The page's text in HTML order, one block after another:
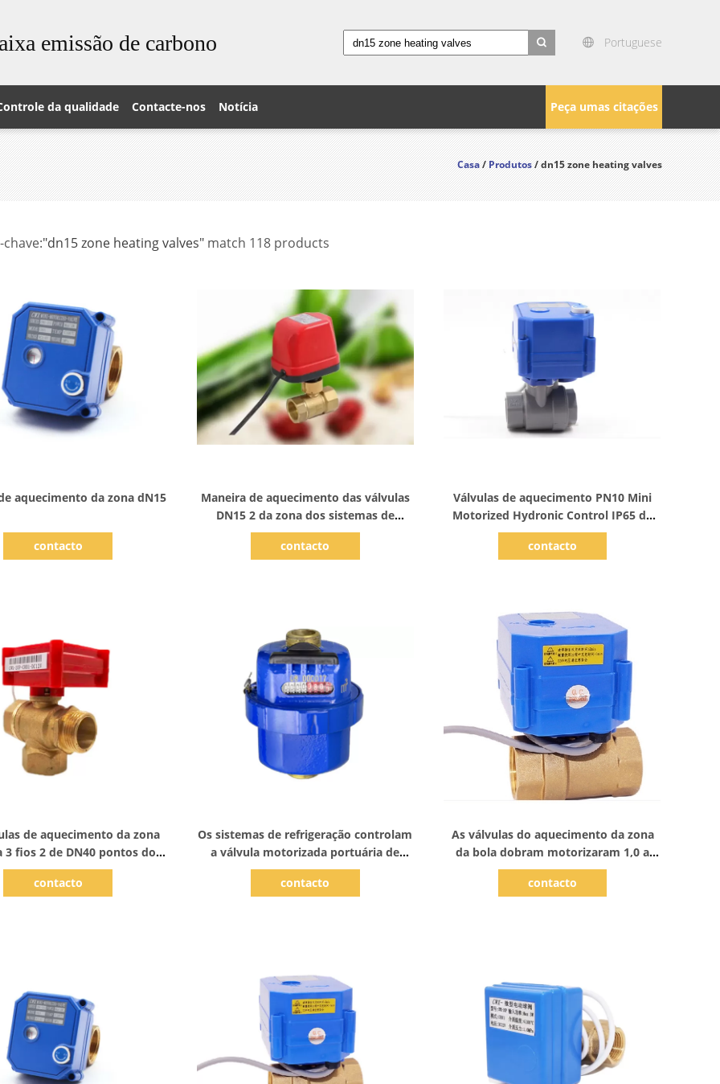
emissão de carbono Portuguese
Peça umas citações
da qualidade Contacte-nos Notícia
Casa/Produtos/ dn15 zone heating valves
"dn15 zone heating valves" match 118 products
aquecimento da zona dN15
contacto
Maneira de aquecimento das válvulas
DN15 2 da zona dos sistemas de
refrigeração da ATAC elétrica
contacto
Válvulas de aquecimento PN10 Mini
Motorized Hydronic Control IP65 da
zona DN15 de bronze
contacto
de aquecimento da zona
3 fios 2 de DN40 pontos do
do volume de água
contacto
Os sistemas de refrigeração controlam
a válvula motorizada portuária de
aquecimento das válvulas DC12V da
zona DN40 3 elétricos
contacto
As válvulas do aquecimento da zona
da bola dobram motorizaram 1,0 a
válvula portuária da zona do Mpa 2
contacto